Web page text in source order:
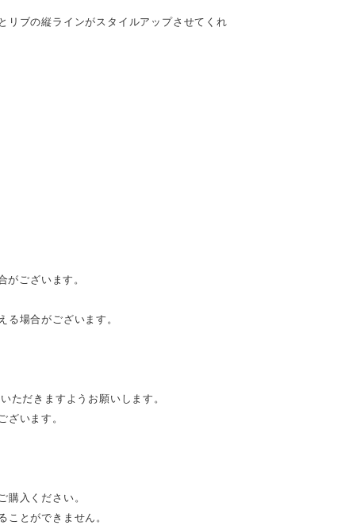
リブの縦ラインがスタイルアップさせてくれ
ございます。
場合がございます。
ただきますようお願いします。
ざいます。
購入ください。
ことができません。